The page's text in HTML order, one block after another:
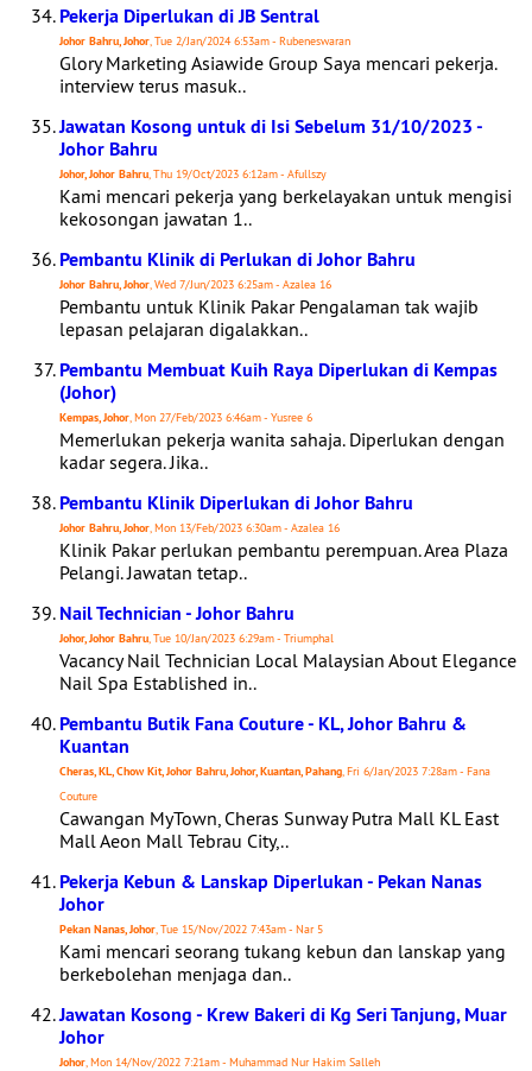
Pekerja Diperlukan di JB Sentral
Johor Bahru, Johor, Tue 2/Jan/2024 6:53am - Rubeneswaran
Glory Marketing Asiawide Group Saya mencari pekerja.
interview terus masuk..
Jawatan Kosong untuk di Isi Sebelum 31/10/2023 -
Johor Bahru
Johor, Johor Bahru, Thu 19/Oct/2023 6:12am - Afullszy
Kami mencari pekerja yang berkelayakan untuk mengisi
kekosongan jawatan 1..
Pembantu Klinik di Perlukan di Johor Bahru
Johor Bahru, Johor, Wed 7/Jun/2023 6:25am - Azalea 16
Pembantu untuk Klinik Pakar Pengalaman tak wajib
lepasan pelajaran digalakkan..
Pembantu Membuat Kuih Raya Diperlukan di Kempas
(Johor)
Kempas, Johor, Mon 27/Feb/2023 6:46am - Yusree 6
Memerlukan pekerja wanita sahaja. Diperlukan dengan
kadar segera. Jika..
Pembantu Klinik Diperlukan di Johor Bahru
Johor Bahru, Johor, Mon 13/Feb/2023 6:30am - Azalea 16
Klinik Pakar perlukan pembantu perempuan. Area Plaza
Pelangi. Jawatan tetap..
Nail Technician - Johor Bahru
Johor, Johor Bahru, Tue 10/Jan/2023 6:29am - Triumphal
Vacancy Nail Technician Local Malaysian About Elegance
Nail Spa Established in..
Pembantu Butik Fana Couture - KL, Johor Bahru &
Kuantan
Cheras, KL, Chow Kit, Johor Bahru, Johor, Kuantan, Pahang, Fri 6/Jan/2023 7:28am - Fana
Couture
Cawangan MyTown, Cheras Sunway Putra Mall KL East
Mall Aeon Mall Tebrau City,..
Pekerja Kebun & Lanskap Diperlukan - Pekan Nanas
Johor
Pekan Nanas, Johor, Tue 15/Nov/2022 7:43am - Nar 5
Kami mencari seorang tukang kebun dan lanskap yang
berkebolehan menjaga dan..
Jawatan Kosong - Krew Bakeri di Kg Seri Tanjung, Muar
Johor
Johor, Mon 14/Nov/2022 7:21am - Muhammad Nur Hakim Salleh